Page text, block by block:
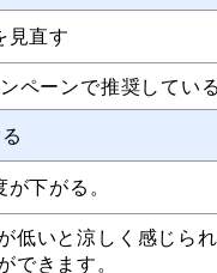
見直す
ペーンで推奨してい
下がる。
低いと涼しく感じら
できます。